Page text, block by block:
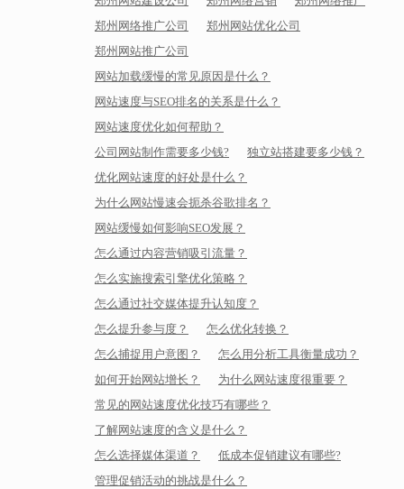
郑州网络推广公司
郑州网站优化公司
郑州网站推广公司
网站加载缓慢的常见原因是什么？
网站速度与SEO排名的关系是什么？
网站速度优化如何帮助？
公司网站制作需要多少钱?
独立站搭建要多少钱？
优化网站速度的好处是什么？
为什么网站慢速会扼杀谷歌排名？
网站缓慢如何影响SEO发展？
怎么通过内容营销吸引流量？
怎么实施搜索引擎优化策略？
怎么通过社交媒体提升认知度？
怎么提升参与度？
怎么优化转换？
怎么捕捉用户意图？
怎么用分析工具衡量成功？
如何开始网站增长？
为什么网站速度很重要？
常见的网站速度优化技巧有哪些？
了解网站速度的含义是什么？
怎么选择媒体渠道？
低成本促销建议有哪些?
管理促销活动的挑战是什么？